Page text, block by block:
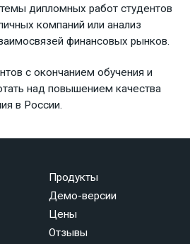
дипломных работ студентов
компаний или анализ
финансовых рынков.
с окончанием обучения и
над повышением качества
в России.
Продукты
Демо-версии
Цены
Отзывы